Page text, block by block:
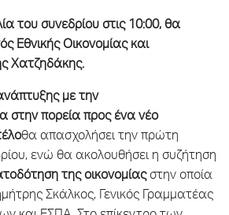
του συνεδρίου στις 10:00, θα
Εθνικής Οικονομίας και
Χατζηδάκης.
με την
στην πορεία προς ένα νέο
θα απασχολήσει την πρώτη
ενώ θα ακολουθήσει η συζήτηση
της οικονομίαςστην οποία
Σκάλκος, Γενικός Γραμματέας